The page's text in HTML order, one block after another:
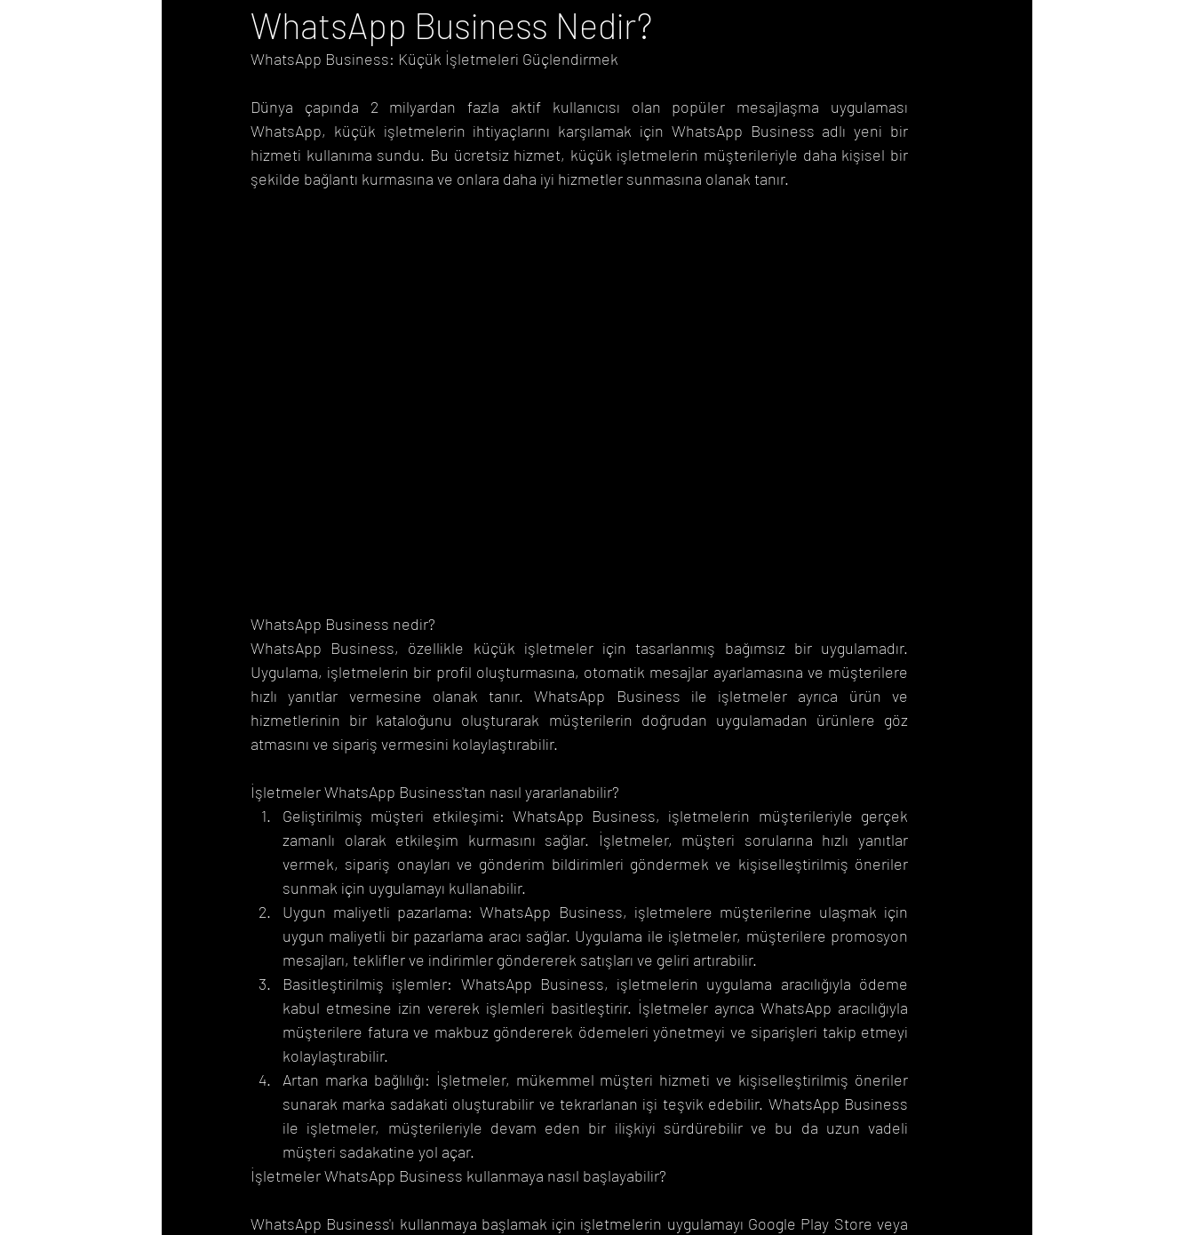
E-Posta Pazarlama Önemli Günler Takvimi Duyurular
WhatsApp Business Nedir?
WhatsApp Business: Küçük İşletmeleri Güçlendirmek
Dünya çapında 2 milyardan fazla aktif kullanıcısı olan popüler mesajlaşma uygulaması
WhatsApp, küçük işletmelerin ihtiyaçlarını karşılamak için WhatsApp Business adlı yeni bir
hizmeti kullanıma sundu. Bu ücretsiz hizmet, küçük işletmelerin müşterileriyle daha kişisel bir
şekilde bağlantı kurmasına ve onlara daha iyi hizmetler sunmasına olanak tanır.
WhatsApp Business nedir?
WhatsApp Business, özellikle küçük işletmeler için tasarlanmış bağımsız bir uygulamadır.
Uygulama, işletmelerin bir profil oluşturmasına, otomatik mesajlar ayarlamasına ve müşterilere
hızlı yanıtlar vermesine olanak tanır. WhatsApp Business ile işletmeler ayrıca ürün ve
hizmetlerinin bir kataloğunu oluşturarak müşterilerin doğrudan uygulamadan ürünlere göz
atmasını ve sipariş vermesini kolaylaştırabilir.
İşletmeler WhatsApp Business'tan nasıl yararlanabilir?
Geliştirilmiş müşteri etkileşimi: WhatsApp Business, işletmelerin müşterileriyle gerçek
zamanlı olarak etkileşim kurmasını sağlar. İşletmeler, müşteri sorularına hızlı yanıtlar
vermek, sipariş onayları ve gönderim bildirimleri göndermek ve kişiselleştirilmiş öneriler
sunmak için uygulamayı kullanabilir.
Uygun maliyetli pazarlama: WhatsApp Business, işletmelere müşterilerine ulaşmak için
uygun maliyetli bir pazarlama aracı sağlar. Uygulama ile işletmeler, müşterilere promosyon
mesajları, teklifler ve indirimler göndererek satışları ve geliri artırabilir.
Basitleştirilmiş işlemler: WhatsApp Business, işletmelerin uygulama aracılığıyla ödeme
kabul etmesine izin vererek işlemleri basitleştirir. İşletmeler ayrıca WhatsApp aracılığıyla
müşterilere fatura ve makbuz göndererek ödemeleri yönetmeyi ve siparişleri takip etmeyi
kolaylaştırabilir.
Artan marka bağlılığı: İşletmeler, mükemmel müşteri hizmeti ve kişiselleştirilmiş öneriler
sunarak marka sadakati oluşturabilir ve tekrarlanan işi teşvik edebilir. WhatsApp Business
ile işletmeler, müşterileriyle devam eden bir ilişkiyi sürdürebilir ve bu da uzun vadeli
müşteri sadakatine yol açar.
İşletmeler WhatsApp Business kullanmaya nasıl başlayabilir?
WhatsApp Business'ı kullanmaya başlamak için işletmelerin uygulamayı Google Play Store veya